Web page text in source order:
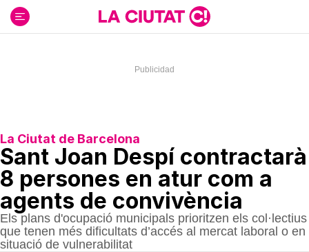
contenido
La Ciutat de Barcelona
Sant Joan Despí contractarà
8 persones en atur com a
agents de convivència
Els plans d'ocupació municipals prioritzen els col·lectius
que tenen més dificultats d’accés al mercat laboral o en
situació de vulnerabilitat